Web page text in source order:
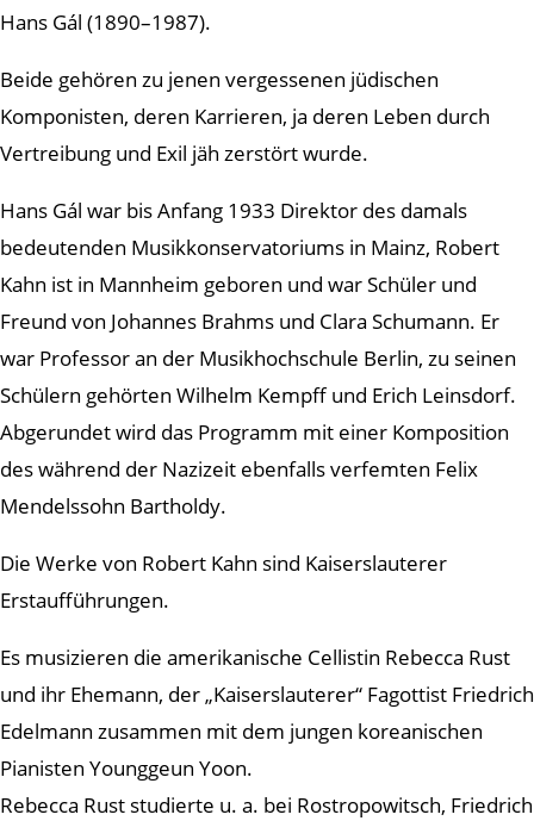
Hans Gál (1890–1987).
Beide gehören zu jenen vergessenen jüdischen
Komponisten, deren Karrieren, ja deren Leben durch
Vertreibung und Exil jäh zerstört wurde.
Hans Gál war bis Anfang 1933 Direktor des damals
bedeutenden Musikkonservatoriums in Mainz, Robert
Kahn ist in Mannheim geboren und war Schüler und
Freund von Johannes Brahms und Clara Schumann. Er
war Professor an der Musikhochschule Berlin, zu seinen
Schülern gehörten Wilhelm Kempff und Erich Leinsdorf.
Abgerundet wird das Programm mit einer Komposition
des während der Nazizeit ebenfalls verfemten Felix
Mendelssohn Bartholdy.
Die Werke von Robert Kahn sind Kaiserslauterer
Erstaufführungen.
Es musizieren die amerikanische Cellistin Rebecca Rust
und ihr Ehemann, der „Kaiserslauterer“ Fagottist Friedrich
Edelmann zusammen mit dem jungen koreanischen
Pianisten Younggeun Yoon.
Rebecca Rust studierte u. a. bei Rostropowitsch, Friedrich